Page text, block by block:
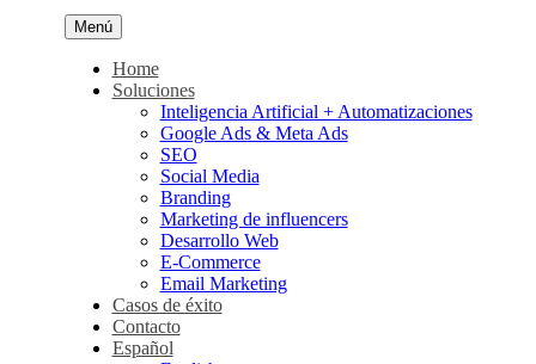
Menú
Home
Soluciones
Inteligencia Artificial + Automatizaciones
Google Ads & Meta Ads
SEO
Social Media
Branding
Marketing de influencers
Desarrollo Web
E-Commerce
Email Marketing
Casos de éxito
Contacto
Español